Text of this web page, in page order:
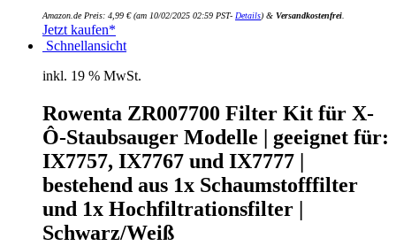
Amazon.de Preis: 4,99 €(am 10/02/2025 02:59 PST- Details) & Versandkostenfrei.
Jetzt kaufen*
Schnellansicht
inkl. 19 % MwSt.
Rowenta ZR007700 Filter Kit für X-
Ô-Staubsauger Modelle | geeignet für:
IX7757, IX7767 und IX7777 |
bestehend aus 1x Schaumstofffilter
und 1x Hochfiltrationsfilter |
Schwarz/Weiß